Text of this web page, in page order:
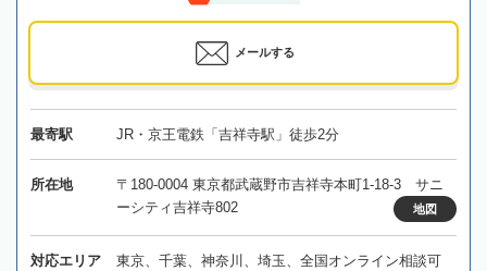
メールする
最寄駅 JR・京王電鉄「吉祥寺駅」徒歩2分
所在地
〒180-0004 東京都武蔵野市吉祥寺本町1-18-3 サニ
ーシティ吉祥寺802
地図
対応エリア 東京、千葉、神奈川、埼玉、全国オンライン相談可